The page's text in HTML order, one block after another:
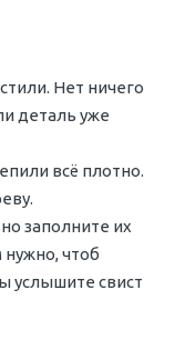
Нет ничего
деталь уже
всё плотно.
заполните их
чтоб
услышите свист